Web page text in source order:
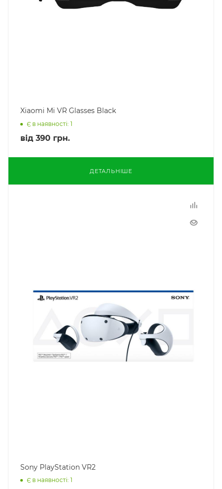
Xiaomi Mi VR Glasses Black
Є в наявності: 1
від 390 грн.
ДЕТАЛЬНІШЕ
Sony PlayStation VR2
Є в наявності: 1